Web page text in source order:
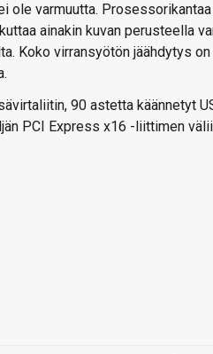
ole varmuutta.
ainakin kuvan perusteella
Koko virransyötön jäähdytys
90 astetta käännetyt
PCI Express x16 -liittimen